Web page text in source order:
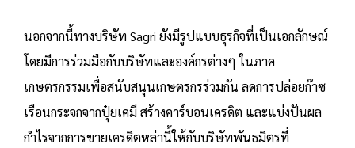
นอกจากนี้ทางบริษัท Sagri ยังมีรูปแบบธุรกิจที่เป็นเอกลักษณ์
โดยมีการร่วมมือกับบริษัทและองค์กรต่างๆ ในภาค
เกษตรกรรมเพื่อสนับสนุนเกษตรกรร่วมกัน ลดการปล่อยก๊าซ
เรือนกระจกจากปุ๋ยเคมี สร้างคาร์บอนเครดิต และแบ่งปันผล
กำไรจากการขายเครดิตหล่านี้ให้กับบริษัทพันธมิตรที่